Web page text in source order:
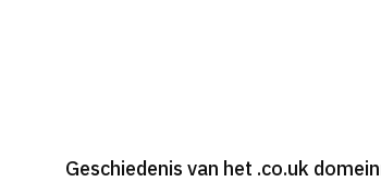
Geschiedenis van het .co.uk